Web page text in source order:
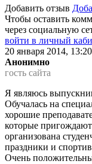
Добавить отзыв
Чтобы оставить
через социальную
войти в личный
20 января 2014, 13:20
Анонимно
гость сайта
Я являюсь
Обучалась на
хорошие
которые
организована
праздники и
Очень